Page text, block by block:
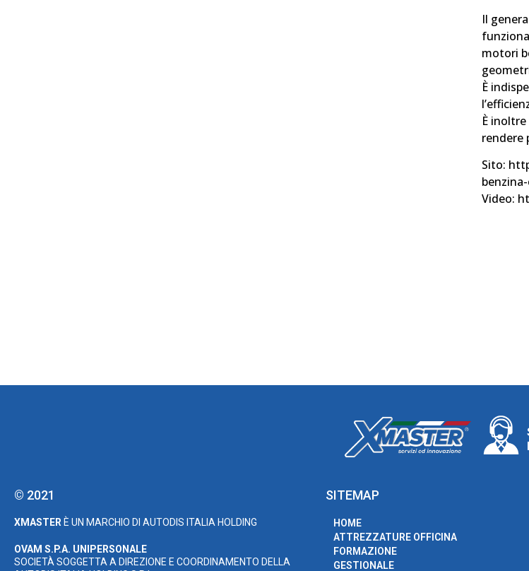
Il
motori
È
È
rendere
Sito:
Video:
© 2021
XMASTER È UN MARCHIO DI AUTODIS ITALIA HOLDING
OVAM S.P.A. UNIPERSONALE
SOCIETÀ SOGGETTA A DIREZIONE E COORDINAMENTO DELLA
SITEMAP
HOME
ATTREZZATURE OFFICINA
FORMAZIONE
GESTIONALE